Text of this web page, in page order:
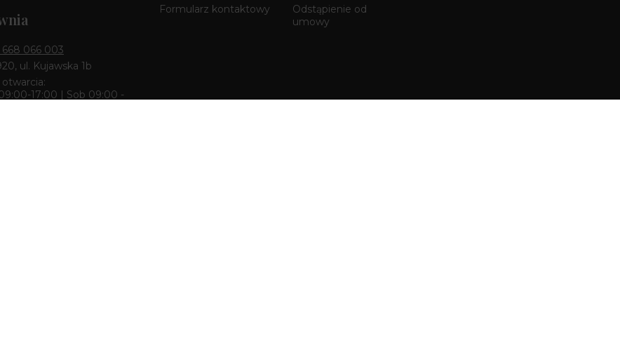
066 003
ul. Kujawska 1b
17:00 | Sob 09:00 -
Formularz kontaktowy
Odstąpienie od
umowy